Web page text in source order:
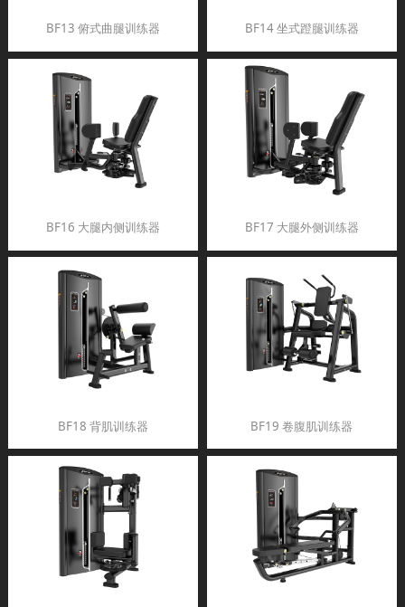
BF13 俯式曲腿训练器 BF14 坐式蹬腿训练器
BF16 大腿内侧训练器 BF17 大腿外侧训练器
BF18 背肌训练器 BF19 卷腹肌训练器